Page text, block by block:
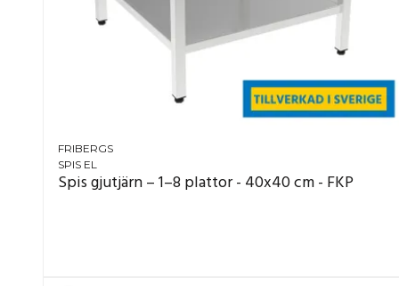
FRIBERGS
SPIS EL
Spis gjutjärn – 1–8 plattor - 40x40 cm - FKP